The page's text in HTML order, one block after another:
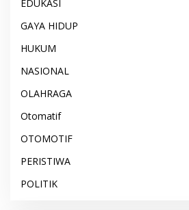
EDUKASI
GAYA HIDUP
HUKUM
NASIONAL
OLAHRAGA
Otomatif
OTOMOTIF
PERISTIWA
POLITIK